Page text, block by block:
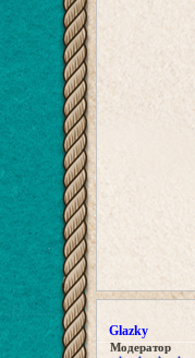
Glazky
Модератор